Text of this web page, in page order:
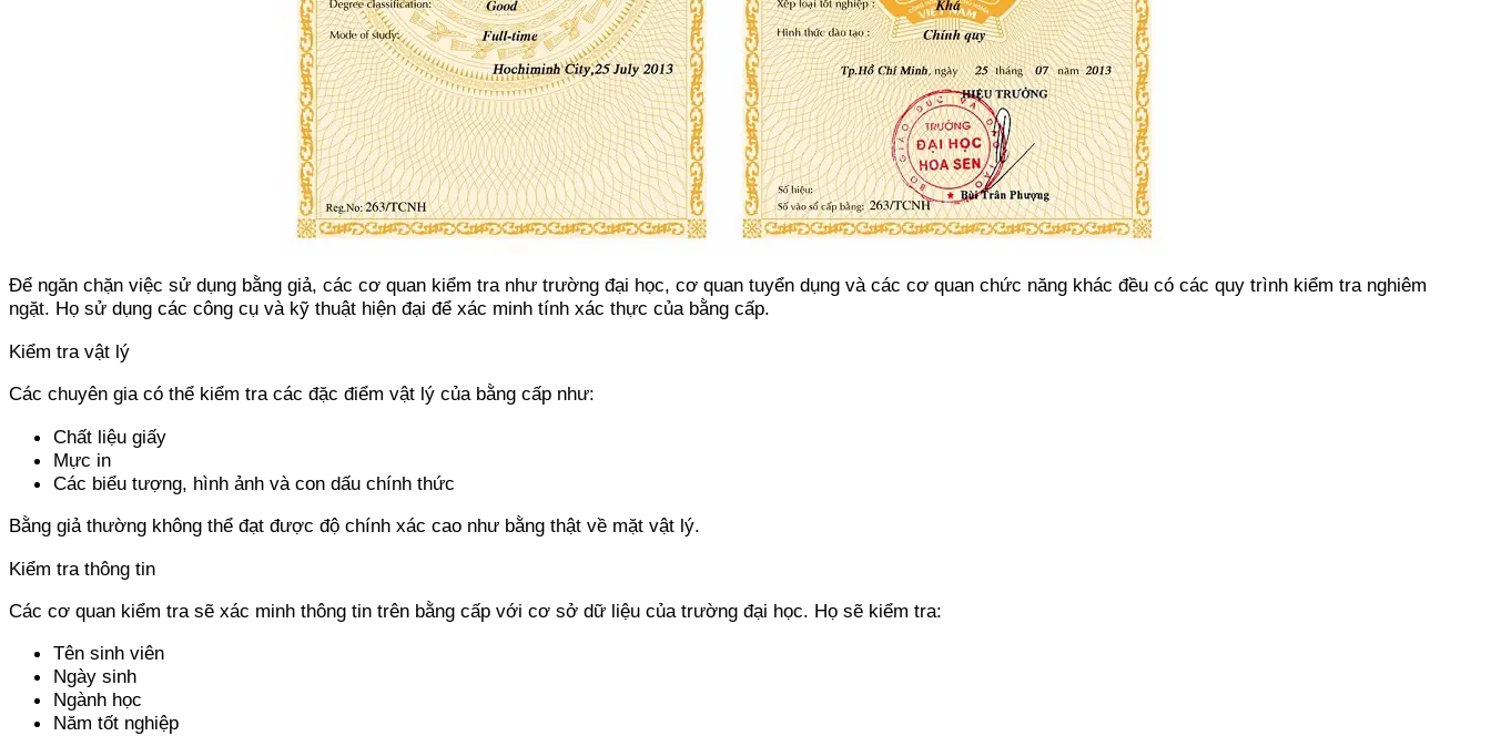
Để ngăn chặn việc sử dụng bằng giả, các cơ quan kiểm tra như trường đại học, cơ quan tuyển dụng và các cơ quan chức năng khác đều có các quy trình kiểm tra nghiêm
ngặt. Họ sử dụng các công cụ và kỹ thuật hiện đại để xác minh tính xác thực của bằng cấp.
Kiểm tra vật lý
Các chuyên gia có thể kiểm tra các đặc điểm vật lý của bằng cấp như:
Chất liệu giấy
Mực in
Các biểu tượng, hình ảnh và con dấu chính thức
Bằng giả thường không thể đạt được độ chính xác cao như bằng thật về mặt vật lý.
Kiểm tra thông tin
Các cơ quan kiểm tra sẽ xác minh thông tin trên bằng cấp với cơ sở dữ liệu của trường đại học. Họ sẽ kiểm tra:
Tên sinh viên
Ngày sinh
Ngành học
Năm tốt nghiệp